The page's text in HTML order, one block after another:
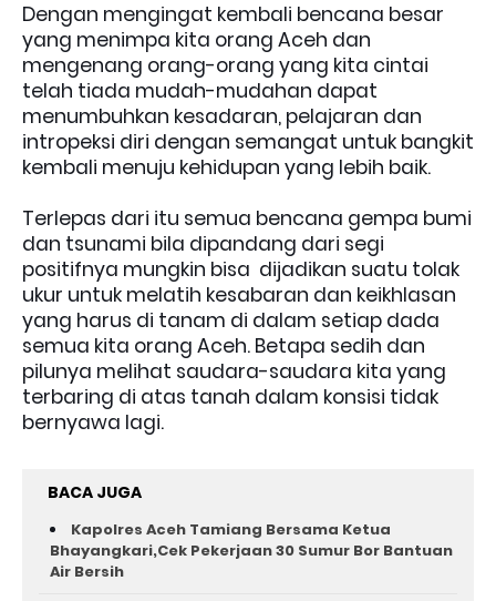
Dengan mengingat kembali bencana besar
yang menimpa kita orang Aceh dan
mengenang orang-orang yang kita cintai
telah tiada mudah-mudahan dapat
menumbuhkan kesadaran, pelajaran dan
intropeksi diri dengan semangat untuk bangkit
kembali menuju kehidupan yang lebih baik.
Terlepas dari itu semua bencana gempa bumi
dan tsunami bila dipandang dari segi
positifnya mungkin bisa dijadikan suatu tolak
ukur untuk melatih kesabaran dan keikhlasan
yang harus di tanam di dalam setiap dada
semua kita orang Aceh. Betapa sedih dan
pilunya melihat saudara-saudara kita yang
terbaring di atas tanah dalam konsisi tidak
bernyawa lagi.
BACA JUGA
Kapolres Aceh Tamiang Bersama Ketua
Bhayangkari,Cek Pekerjaan 30 Sumur Bor Bantuan
Air Bersih